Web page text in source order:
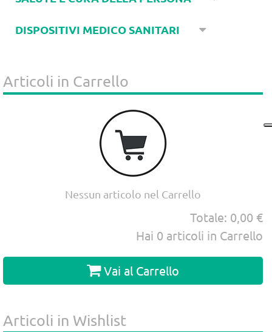
DISPOSITIVI MEDICO SANITARI
Articoli in Carrello
Nessun articolo nel Carrello
Hai 0 articoli in Carrello
Totale: 0,00 €
Vai al Carrello
Articoli in Wishlist